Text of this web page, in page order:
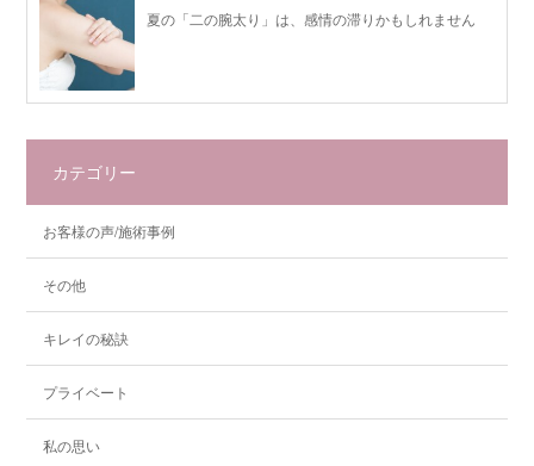
夏の「二の腕太り」は、感情の滞りかもしれません
カテゴリー
お客様の声/施術事例
その他
キレイの秘訣
プライベート
私の思い